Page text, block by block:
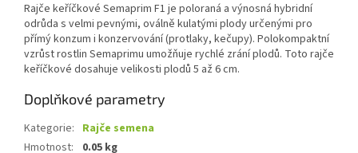
Rajče keříčkové Semaprim F1 je poloraná a výnosná hybridní
odrůda s velmi pevnými, oválně kulatými plody určenými pro
přímý konzum i konzervování (protlaky, kečupy). Polokompaktní
vzrůst rostlin Semaprimu umožňuje rychlé zrání plodů. Toto rajče
keříčkové dosahuje velikosti plodů 5 až 6 cm.
Doplňkové parametry
Kategorie: Rajče semena
Hmotnost:
0.05 kg